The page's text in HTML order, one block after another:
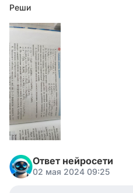
Реши
Ответ нейросети
02 мая 2024 09:25